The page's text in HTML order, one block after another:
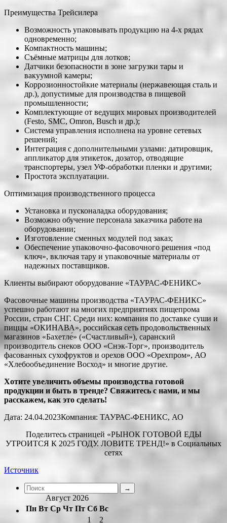
Преимущества Трейсилера
Возможность упаковывать продукцию на 4-х рядах
одновременно;
Компактность машины;
Съёмные матрицы для лотков;
Датчики безопасности в зоне загрузки тары и
вакуумной камеры;
Коррозионностойкие материалы (нержавеющая сталь и
др.), допустимые для производства в пищевой
промышленности;
Комплектующие от ведущих мировых производителей
(Festo, SMC, Omron, Busch и др.);
Система управления исполнена на уровне сетевых
решений;
Интеграция с дополнительными узлами: датировщик,
аппликатор для этикеток, дозатор, отводящие
транспортеры, узел УФ-обработки пленки и другими;
Простота эксплуатации.
Оптимизация производственного процесса
Установка и пусконаладка оборудования;
Возможно обучение персонала заказчика работе на
оборудовании;
Изготовление сменных модулей под заказ;
Обеспечение упаковочно-фасовочного решения «под
ключ», включая тару и упаковочные материалы от
надежных поставщиков.
Клиенты выбирают оборудование «ТАУРАС-ФЕНИКС»
Фасовочные машины производства «ТАУРАС-ФЕНИКС»
успешно работают на многих предприятиях пищепрома
России, стран СНГ. Среди них: компания по доставке суши и
пиццы «ОКИНАВА», российская сеть продовольственных
магазинов «Бахетле́» («Счастливый»), саранский
производитель снеков ООО «Снэк-Торг», производитель
фасованных сухофруктов и орехов ООО «Орехпром», АО
«Хлебообъединение Восход» и многие другие.
Хотите увеличить объемы производства готовой
продукции и быть в тренде? Свяжитесь с нами, и мы
расскажем, как это сделать!
Дата: 24.04.2023Компания: ТАУРАС-ФЕНИКС, АО
Поделитесь страницей «РЫНОК ГОТОВОЙ ЕДЫ
УТРОИТСЯ К 2025 ГОДУ. ЛОВИТЕ ТРЕНД!» в Социальных
сетях
Источник
Август 2026
Пн Вт Ср Чт Пт Сб Вс
1
2